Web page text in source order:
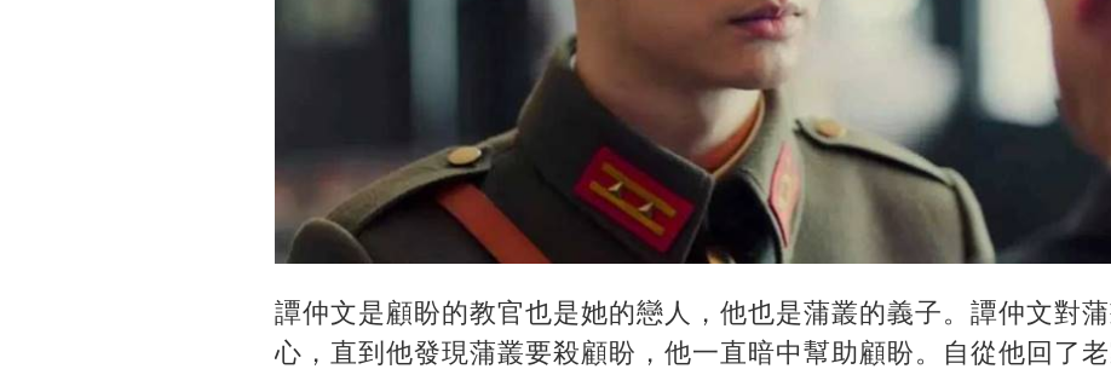
譚仲文是顧盼的教官也是她的戀人，他也是蒲叢的義子。譚仲文對
心，直到他發現蒲叢要殺顧盼，他一直暗中幫助顧盼。自從他回了